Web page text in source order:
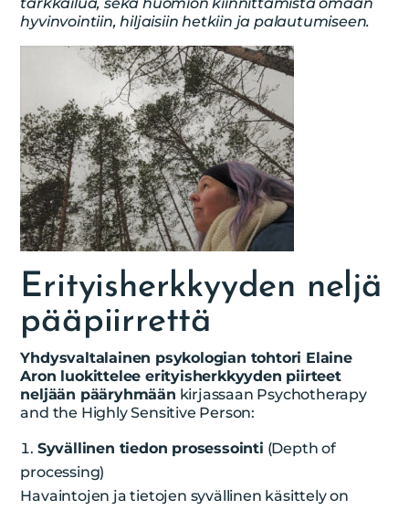
tarkkailua, sekä huomion kiinnittämistä omaan
hyvinvointiin, hiljaisiin hetkiin ja palautumiseen.
Erityisherkkyyden neljä
pääpiirrettä
Yhdysvaltalainen psykologian tohtori Elaine
Aron luokittelee erityisherkkyyden piirteet
neljään pääryhmään kirjassaan Psychotherapy
and the Highly Sensitive Person:
Syvällinen tiedon prosessointi (Depth of
processing)
Havaintojen ja tietojen syvällinen käsittely on